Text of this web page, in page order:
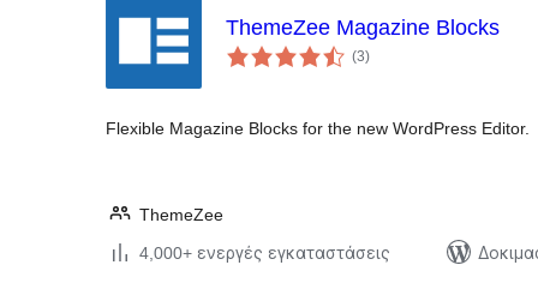
ThemeZee Magazine Blocks
(3αξιολογήσεις
σύνολο
)
Flexible Magazine Blocks for the new WordPress Editor.
ThemeZee
4,000+ ενεργές εγκαταστάσεις